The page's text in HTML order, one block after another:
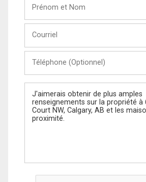
Nom
(Optionnel)
Message